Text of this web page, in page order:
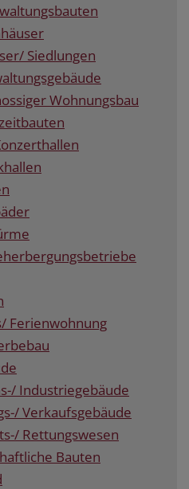
Siedlungen
Wohnungsbau
Ferienwohnung
Industriegebäude
Verkaufsgebäude
Rettungswesen
Bauten